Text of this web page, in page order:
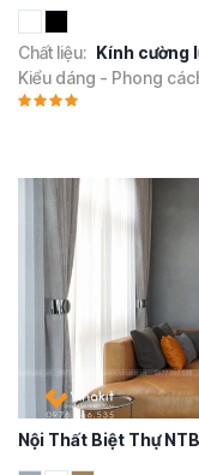
Chất liệu: Kính cường
Kiểu dáng - Phong
Nội Thất Biệt Thự